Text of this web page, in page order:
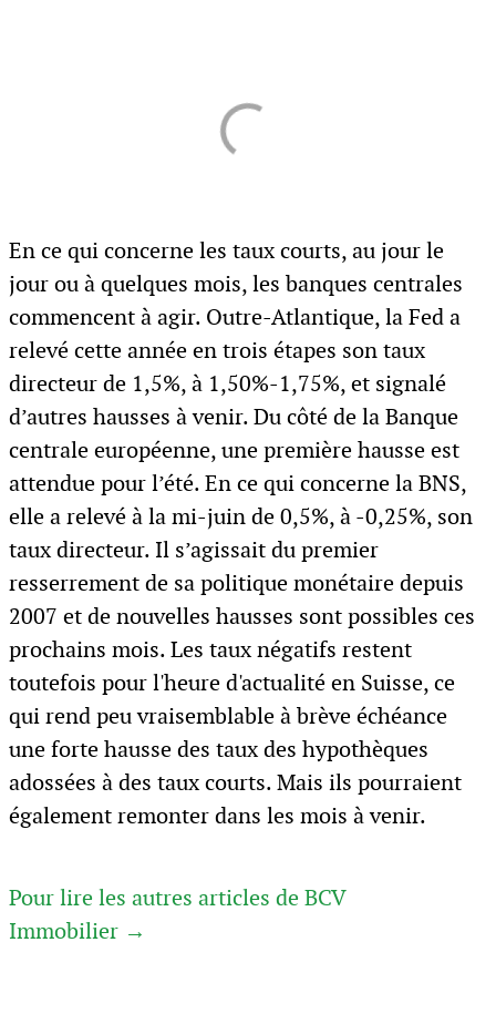
En ce qui concerne les taux courts, au jour le
jour ou à quelques mois, les banques centrales
commencent à agir. Outre-Atlantique, la Fed a
relevé cette année en trois étapes son taux
directeur de 1,5%, à 1,50%-1,75%, et signalé
d’autres hausses à venir. Du côté de la Banque
centrale européenne, une première hausse est
attendue pour l’été. En ce qui concerne la BNS,
elle a relevé à la mi-juin de 0,5%, à -0,25%, son
taux directeur. Il s’agissait du premier
resserrement de sa politique monétaire depuis
2007 et de nouvelles hausses sont possibles ces
prochains mois. Les taux négatifs restent
toutefois pour l'heure d'actualité en Suisse, ce
qui rend peu vraisemblable à brève échéance
une forte hausse des taux des hypothèques
adossées à des taux courts. Mais ils pourraient
également remonter dans les mois à venir.
Pour lire les autres articles de BCV
Immobilier →